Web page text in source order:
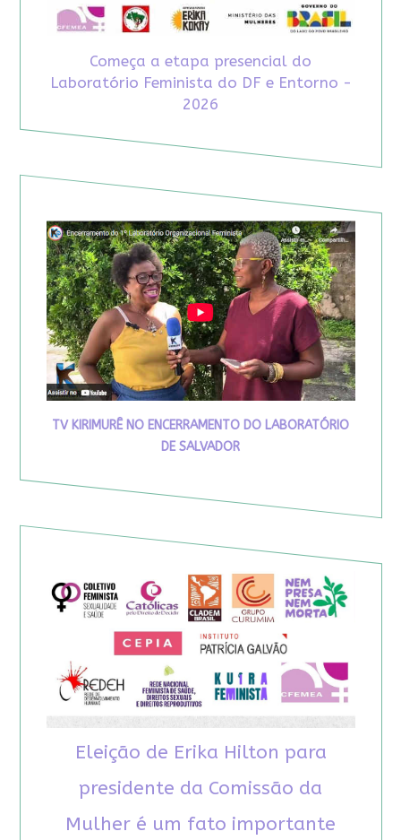
Começa a etapa presencial do
Laboratório Feminista do DF e Entorno -
2026
TV KIRIMURÊ NO ENCERRAMENTO DO LABORATÓRIO
DE SALVADOR
Eleição de Erika Hilton para
presidente da Comissão da
Mulher é um fato importante